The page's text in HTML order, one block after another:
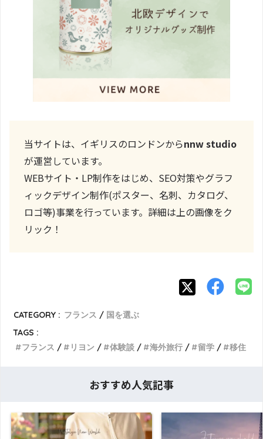
当サイトは、イギリスのロンドンからnnw studio
が運営しています。
WEBサイト・LP制作をはじめ、SEO対策やグラフ
ィックデザイン制作(ポスター、名刺、カタログ、
ロゴ等)事業を行っています。詳細は上の画像をク
リック！
CATEGORY : フランス
国を選ぶ
TAGS :
フランス
リヨン 体験談 海外旅行 留学 移住
おすすめ人気記事